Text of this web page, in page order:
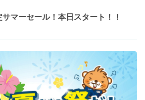
マーセール！本日スタート！！